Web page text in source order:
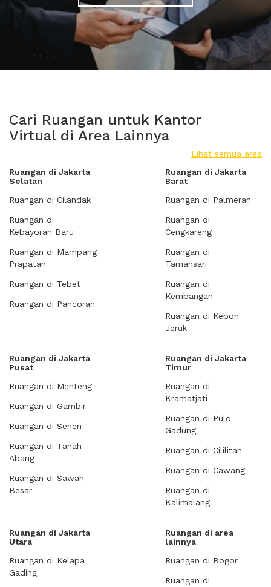
Cari Ruangan untuk Kantor
Virtual di Area Lainnya
Lihat semua area
Ruangan di Jakarta
Selatan
Ruangan di Cilandak
Ruangan di
Kebayoran Baru
Ruangan di Mampang
Prapatan
Ruangan di Tebet
Ruangan di Pancoran
Ruangan di Jakarta
Barat
Ruangan di Palmerah
Ruangan di
Cengkareng
Ruangan di
Tamansari
Ruangan di
Kembangan
Ruangan di Kebon
Jeruk
Ruangan di Jakarta
Pusat
Ruangan di Menteng
Ruangan di Gambir
Ruangan di Senen
Ruangan di Tanah
Abang
Ruangan di Sawah
Besar
Ruangan di Jakarta
Timur
Ruangan di
Kramatjati
Ruangan di Pulo
Gadung
Ruangan di Cililitan
Ruangan di Cawang
Ruangan di
Kalimalang
Ruangan di Jakarta
Utara
Ruangan di Kelapa
Gading
Ruangan di area
lainnya
Ruangan di Bogor
Ruangan di